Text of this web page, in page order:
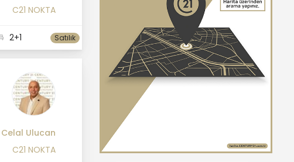
C21 NOKTA
2+1 Satılık
Celal Ulucan
C21 NOKTA